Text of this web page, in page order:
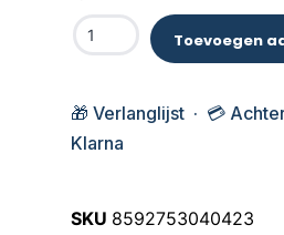
Toevoegen
🎁 Verlanglijst · 💳
Klarna
SKU 8592753040423